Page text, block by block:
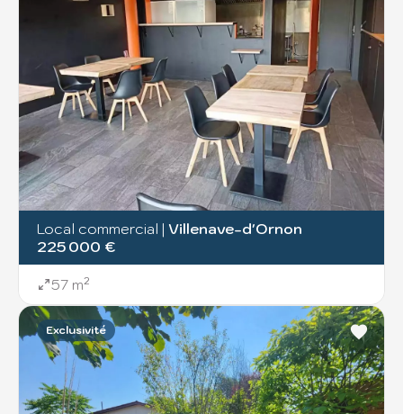
Local commercial | Villenave-d'Ornon
225 000 €
57 m²
Exclusivité